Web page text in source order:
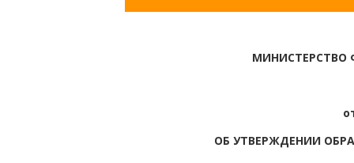
МИНИСТЕРСТВО
ОБ УТВЕРЖДЕНИИ